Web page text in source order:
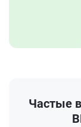
Частые